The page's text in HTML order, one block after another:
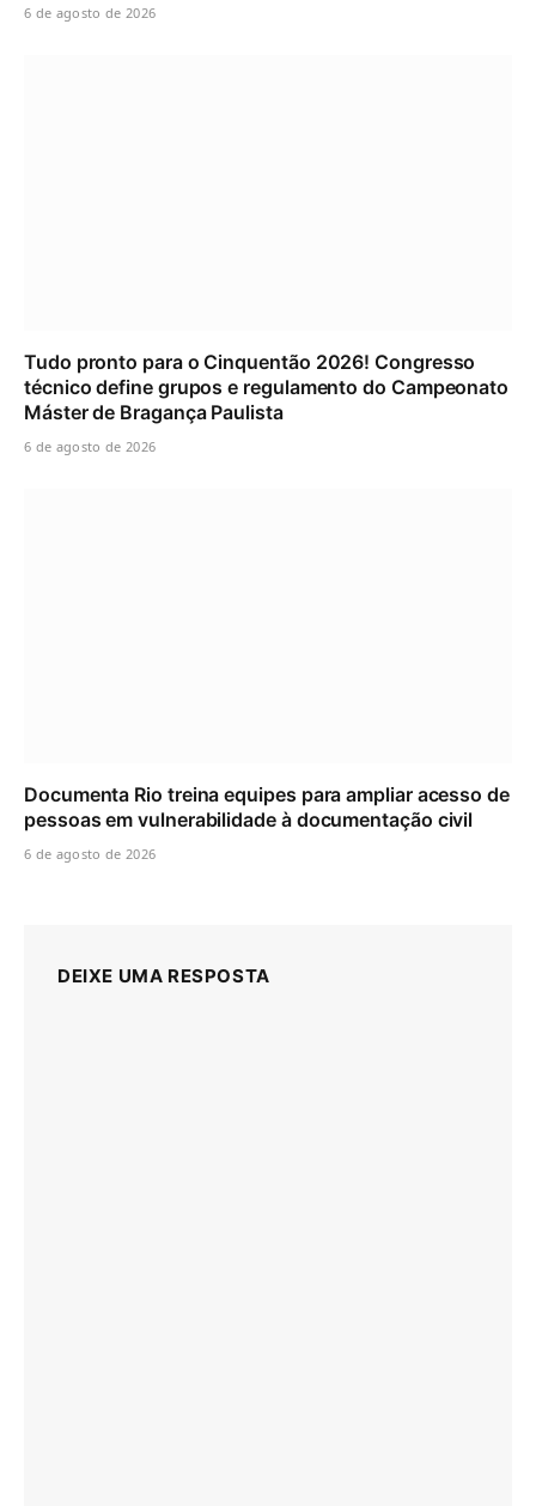
6 de agosto de 2026
Tudo pronto para o Cinquentão 2026! Congresso
técnico define grupos e regulamento do Campeonato
Máster de Bragança Paulista
6 de agosto de 2026
Documenta Rio treina equipes para ampliar acesso de
pessoas em vulnerabilidade à documentação civil
6 de agosto de 2026
DEIXE UMA RESPOSTA